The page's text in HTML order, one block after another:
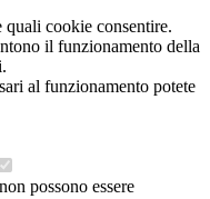
quali cookie consentire.
il funzionamento della
al funzionamento potete
possono essere